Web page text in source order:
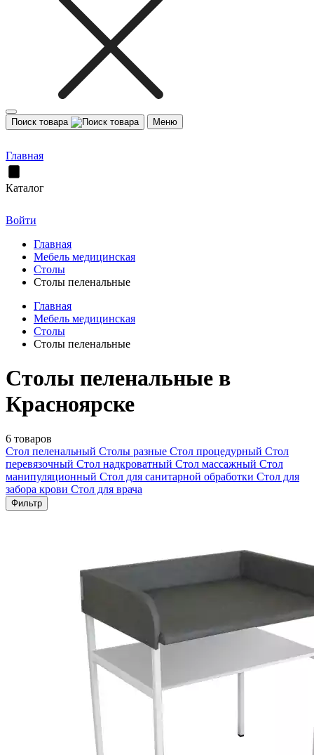
Поиск товара Меню
Главная
Каталог
Войти
Главная
Мебель медицинская
Столы
Столы пеленальные
Главная
Мебель медицинская
Столы
Столы пеленальные
Столы пеленальные в
Красноярске
6 товаров
Стол пеленальный Столы разные Стол процедурный Стол
перевязочный Стол надкроватный Стол массажный Стол
манипуляционный Стол для санитарной обработки Стол для
забора крови Стол для врача
Фильтр